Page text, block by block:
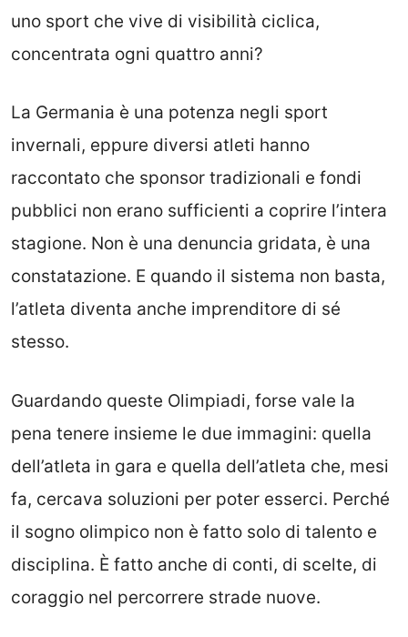
uno sport che vive di visibilità ciclica,
concentrata ogni quattro anni?
La Germania è una potenza negli sport
invernali, eppure diversi atleti hanno
raccontato che sponsor tradizionali e fondi
pubblici non erano sufficienti a coprire l’intera
stagione. Non è una denuncia gridata, è una
constatazione. E quando il sistema non basta,
l’atleta diventa anche imprenditore di sé
stesso.
Guardando queste Olimpiadi, forse vale la
pena tenere insieme le due immagini: quella
dell’atleta in gara e quella dell’atleta che, mesi
fa, cercava soluzioni per poter esserci. Perché
il sogno olimpico non è fatto solo di talento e
disciplina. È fatto anche di conti, di scelte, di
coraggio nel percorrere strade nuove.